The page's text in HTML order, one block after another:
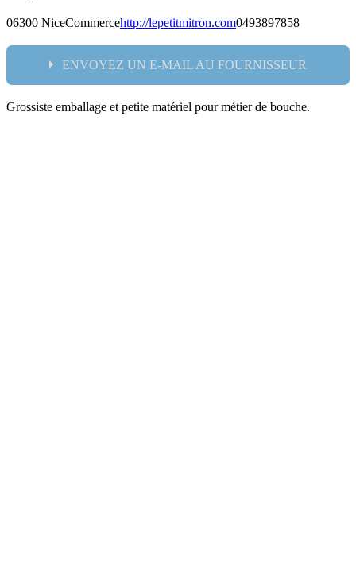
06300 NiceCommercehttp://lepetitmitron.com0493897858
ENVOYEZ UN E-MAIL AU FOURNISSEUR
Nom:
Grossiste emballage et petite matériel pour métier de bouche.